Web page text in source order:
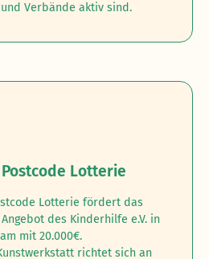
Verbände aktiv sind.
Lotterie
Lotterie fördert das
des Kinderhilfe e.V. in
mit 20.000€.
richtet sich an